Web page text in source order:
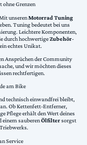
Grenzen
unserenMotorrad Tuning
Tuning bedeutet bei uns
Leichtere Komponenten,
durch hochwertigeZubehör-
echtes Unikat.
Ansprüchen der Community
und wir möchten dieses
rechtfertigen.
am Bike
technisch einwandfrei bleibt,
Ob Kettenfett-Entferner,
Pflege erhält den Wert deines
einem sauberenÖlfiltersorgst
Service